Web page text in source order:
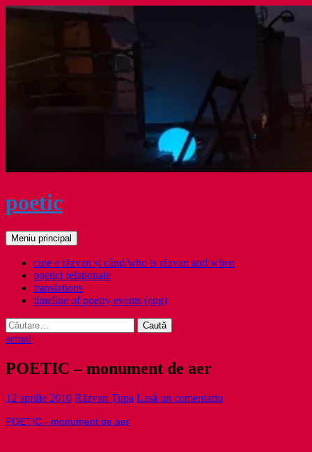
Sari
poetic
Caută
Meniu principal
cine e răzvan și când/who is răzvan and when
poetici relaţionale
translations
timeline of poetry events (eng)
Caută
după:
actual
POETIC – monument de aer
12 aprilie 2010 Răzvan Țupa Lasă un comentariu
POETIC - monument de aer